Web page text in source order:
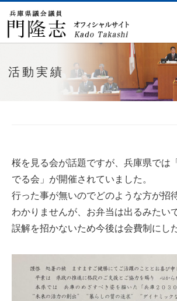
活動実績
桜を見る会が話題ですが、兵庫県では
でる会」が開催されていました。
行った事が無いのでどのような方が招
わかりませんが、お弁当は出るみたい
誤解を招かないため今後は会費制にし